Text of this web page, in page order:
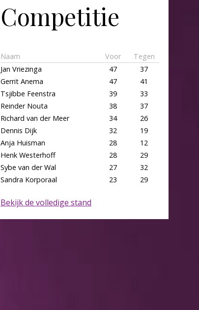
Competitie
Naam Voor
Tegen
Jan Vriezinga
47
37
Gerrit Anema
47
41
Tsjibbe Feenstra
39
33
Reinder Nouta
38
37
Richard van der Meer
34
26
Dennis Dijk
32
19
Anja Huisman
28
12
Henk Westerhoff
28
29
Sybe van der Wal
27
32
Sandra Korporaal
23 29
Bekijk de volledige stand